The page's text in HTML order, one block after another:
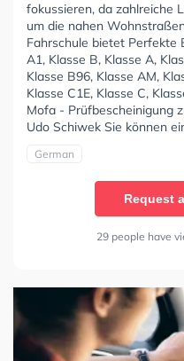
fokussieren, da zahlreiche
um die nahen
Fahrschule bietet Perfekte
A1, Klasse B, Klasse A,
Klasse B96, Klasse AM,
Klasse C1E, Klasse C,
Mofa - Prüfbescheinigung
Udo Schiwek Sie können
German
Request
29 people have